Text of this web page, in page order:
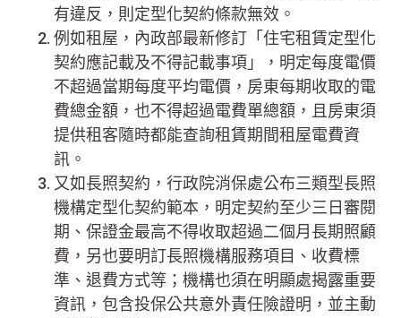
有違反，則定型化契約條款無效。
例如租屋，內政部最新修訂「住宅租賃定型化
契約應記載及不得記載事項」，明定每度電價
不超過當期每度平均電價，房東每期收取的電
費總金額，也不得超過電費單總額，且房東須
提供租客隨時都能查詢租賃期間租屋電費資
訊。
又如長照契約，行政院消保處公布三類型長照
機構定型化契約範本，明定契約至少三日審閱
期、保證金最高不得收取超過二個月長期照顧
費，另也要明訂長照機構服務項目、收費標
準、退費方式等；機構也須在明顯處揭露重要
資訊，包含投保公共意外責任險證明，並主動